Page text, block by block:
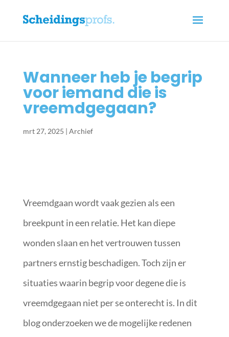
Wanneer heb je begrip
voor iemand die is
vreemdgegaan?
mrt 27, 2025 | Archief
Vreemdgaan wordt vaak gezien als een
breekpunt in een relatie. Het kan diepe
wonden slaan en het vertrouwen tussen
partners ernstig beschadigen. Toch zijn er
situaties waarin begrip voor degene die is
vreemdgegaan niet per se onterecht is. In dit
blog onderzoeken we de mogelijke redenen